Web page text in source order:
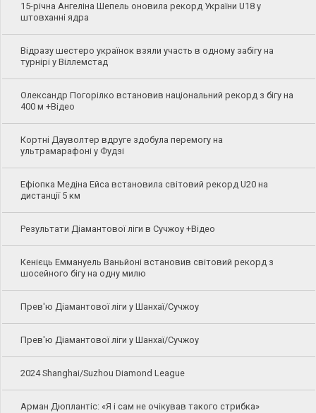
15-річна Ангеліна Шепель оновила рекорд України U18 у
штовханні ядра
Відразу шестеро українок взяли участь в одному забігу на
турнірі у Віллемстад
Олександр Погорілко встановив національний рекорд з бігу на
400 м +Відео
Кортні Дауволтер вдруге здобула перемогу на
ультрамарафоні у Фудзі
Ефіопка Медіна Ейса встановила світовий рекорд U20 на
дистанції 5 км
Результати Діамантової ліги в Сучжоу +Відео
Кенієць Еммануель Ваньйоні встановив світовий рекорд з
шосейного бігу на одну милю
Прев'ю Діамантової ліги у Шанхаї/Сучжоу
Прев'ю Діамантової ліги у Шанхаї/Сучжоу
2024 Shanghai/Suzhou Diamond League
Арман Дюплантіс: «Я і сам не очікував такого стрибка»